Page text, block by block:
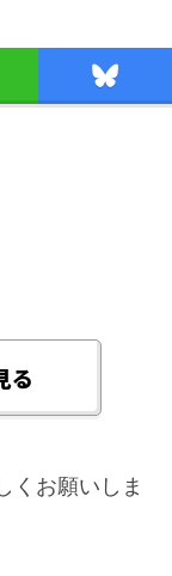
る
くお願いしま